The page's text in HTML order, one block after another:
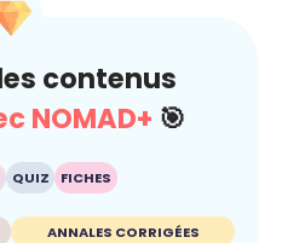
contenus
NOMAD+ 🎯
QUIZ FICHES
ANNALES CORRIGÉES